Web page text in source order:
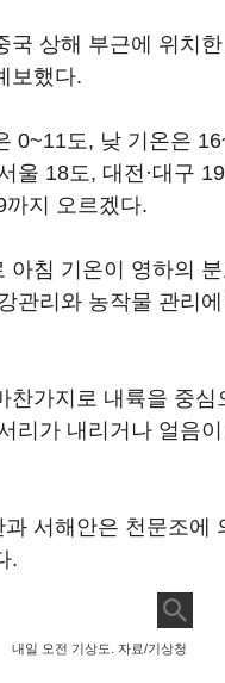
국 상해 부근에 위치
보했다.
0~11도, 낮 기온은
울 18도, 대전·대구 19
까지 오르겠다.
아침 기온이 영하의
관리와 농작물 관리에
찬가지로 내륙을 중심
리가 내리거나 얼음
서해안은 천문조에
.
내일 오전 기상도. 자료/기상청